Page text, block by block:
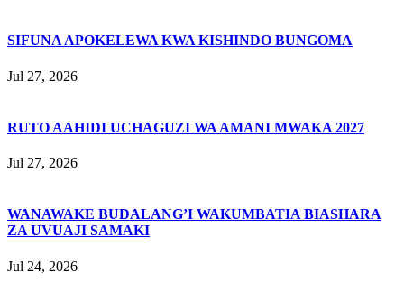
SIFUNA APOKELEWA KWA KISHINDO BUNGOMA
Jul 27, 2026
RUTO AAHIDI UCHAGUZI WA AMANI MWAKA 2027
Jul 27, 2026
WANAWAKE BUDALANG’I WAKUMBATIA BIASHARA
ZA UVUAJI SAMAKI
Jul 24, 2026